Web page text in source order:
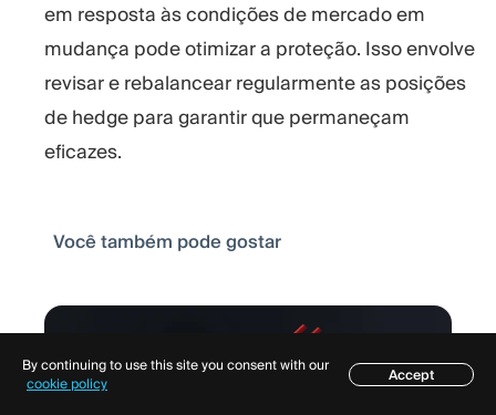
em resposta às condições de mercado em
mudança pode otimizar a proteção. Isso envolve
revisar e rebalancear regularmente as posições
de hedge para garantir que permaneçam
eficazes.
Você também pode gostar
Índice
By continuing to use this site you consent with our
cookie policy
Accept